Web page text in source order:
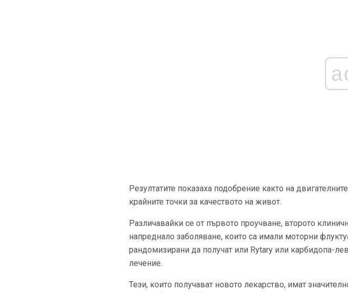
Резултатите показаха подобрение както на
крайните точки за качеството на живот.
Различавайки се от първото проучване, второто
напреднало заболяване, които са имали моторни
рандомизирани да получат или Rytary или карбидопа-
лечение.
Тези, които получават новото лекарство, имат